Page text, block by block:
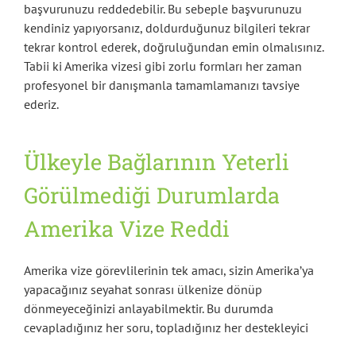
başvurunuzu reddedebilir. Bu sebeple başvurunuzu
kendiniz yapıyorsanız, doldurduğunuz bilgileri tekrar
tekrar kontrol ederek, doğruluğundan emin olmalısınız.
Tabii ki Amerika vizesi gibi zorlu formları her zaman
profesyonel bir danışmanla tamamlamanızı tavsiye
ederiz.
Ülkeyle Bağlarının Yeterli
Görülmediği Durumlarda
Amerika Vize Reddi
Amerika vize görevlilerinin tek amacı, sizin Amerika’ya
yapacağınız seyahat sonrası ülkenize dönüp
dönmeyeceğinizi anlayabilmektir. Bu durumda
cevapladığınız her soru, topladığınız her destekleyici